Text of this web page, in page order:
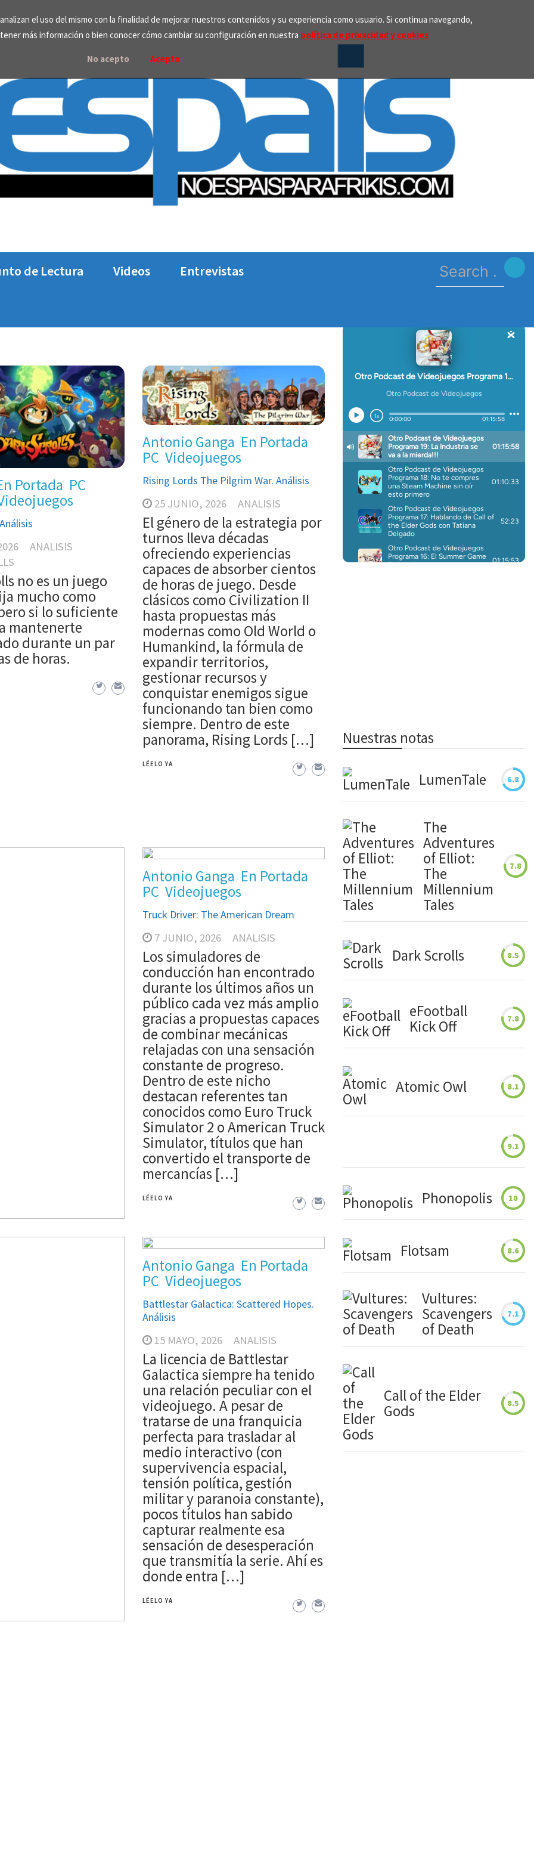
el uso del mismo con la finalidad de mejorar nuestros contenidos y su experiencia como usuario. Si continua navegando,
más información o bien conocer cómo cambiar su configuración en nuestra política de privacidad y cookies
No acepto Acepto
de Lectura Videos Entrevistas
Search
for:
Portada PC
ANALISIS
no es un juego
mucho como
si lo suficiente
mantenerte
durante un par
de horas.
Antonio Ganga En Portada
PC Videojuegos
Rising Lords The Pilgrim War. Análisis
25 JUNIO, 2026
ANALISIS
El género de la estrategia por
turnos lleva décadas
ofreciendo experiencias
capaces de absorber cientos
de horas de juego. Desde
clásicos como Civilization II
hasta propuestas más
modernas como Old World o
Humankind, la fórmula de
expandir territorios,
gestionar recursos y
conquistar enemigos sigue
funcionando tan bien como
siempre. Dentro de este
panorama, Rising Lords […]
LÉELO YA
Series X
Antonio Ganga En Portada
PC Videojuegos
Truck Driver: The American Dream
7 JUNIO, 2026
ANALISIS
Los simuladores de
conducción han encontrado
durante los últimos años un
público cada vez más amplio
gracias a propuestas capaces
de combinar mecánicas
relajadas con una sensación
constante de progreso.
Dentro de este nicho
destacan referentes tan
conocidos como Euro Truck
Simulator 2 o American Truck
Simulator, títulos que han
convertido el transporte de
mercancías […]
LÉELO YA
Antonio Ganga En Portada
PC Videojuegos
Battlestar Galactica: Scattered Hopes.
Análisis
15 MAYO, 2026
ANALISIS
La licencia de Battlestar
Galactica siempre ha tenido
una relación peculiar con el
videojuego. A pesar de
tratarse de una franquicia
perfecta para trasladar al
medio interactivo (con
supervivencia espacial,
tensión política, gestión
militar y paranoia constante),
pocos títulos han sabido
capturar realmente esa
sensación de desesperación
que transmitía la serie. Ahí es
donde entra […]
LÉELO YA
Nuestras notas
LumenTale 6.8
The
Adventures
of Elliot:
The
Millennium
Tales
7.8
Dark Scrolls 8.5
eFootball
Kick Off
7.8
Atomic Owl 8.1
9.1
Phonopolis 10
Flotsam 8.6
Vultures:
Scavengers
of Death
7.1
Call of the Elder
Gods
8.5